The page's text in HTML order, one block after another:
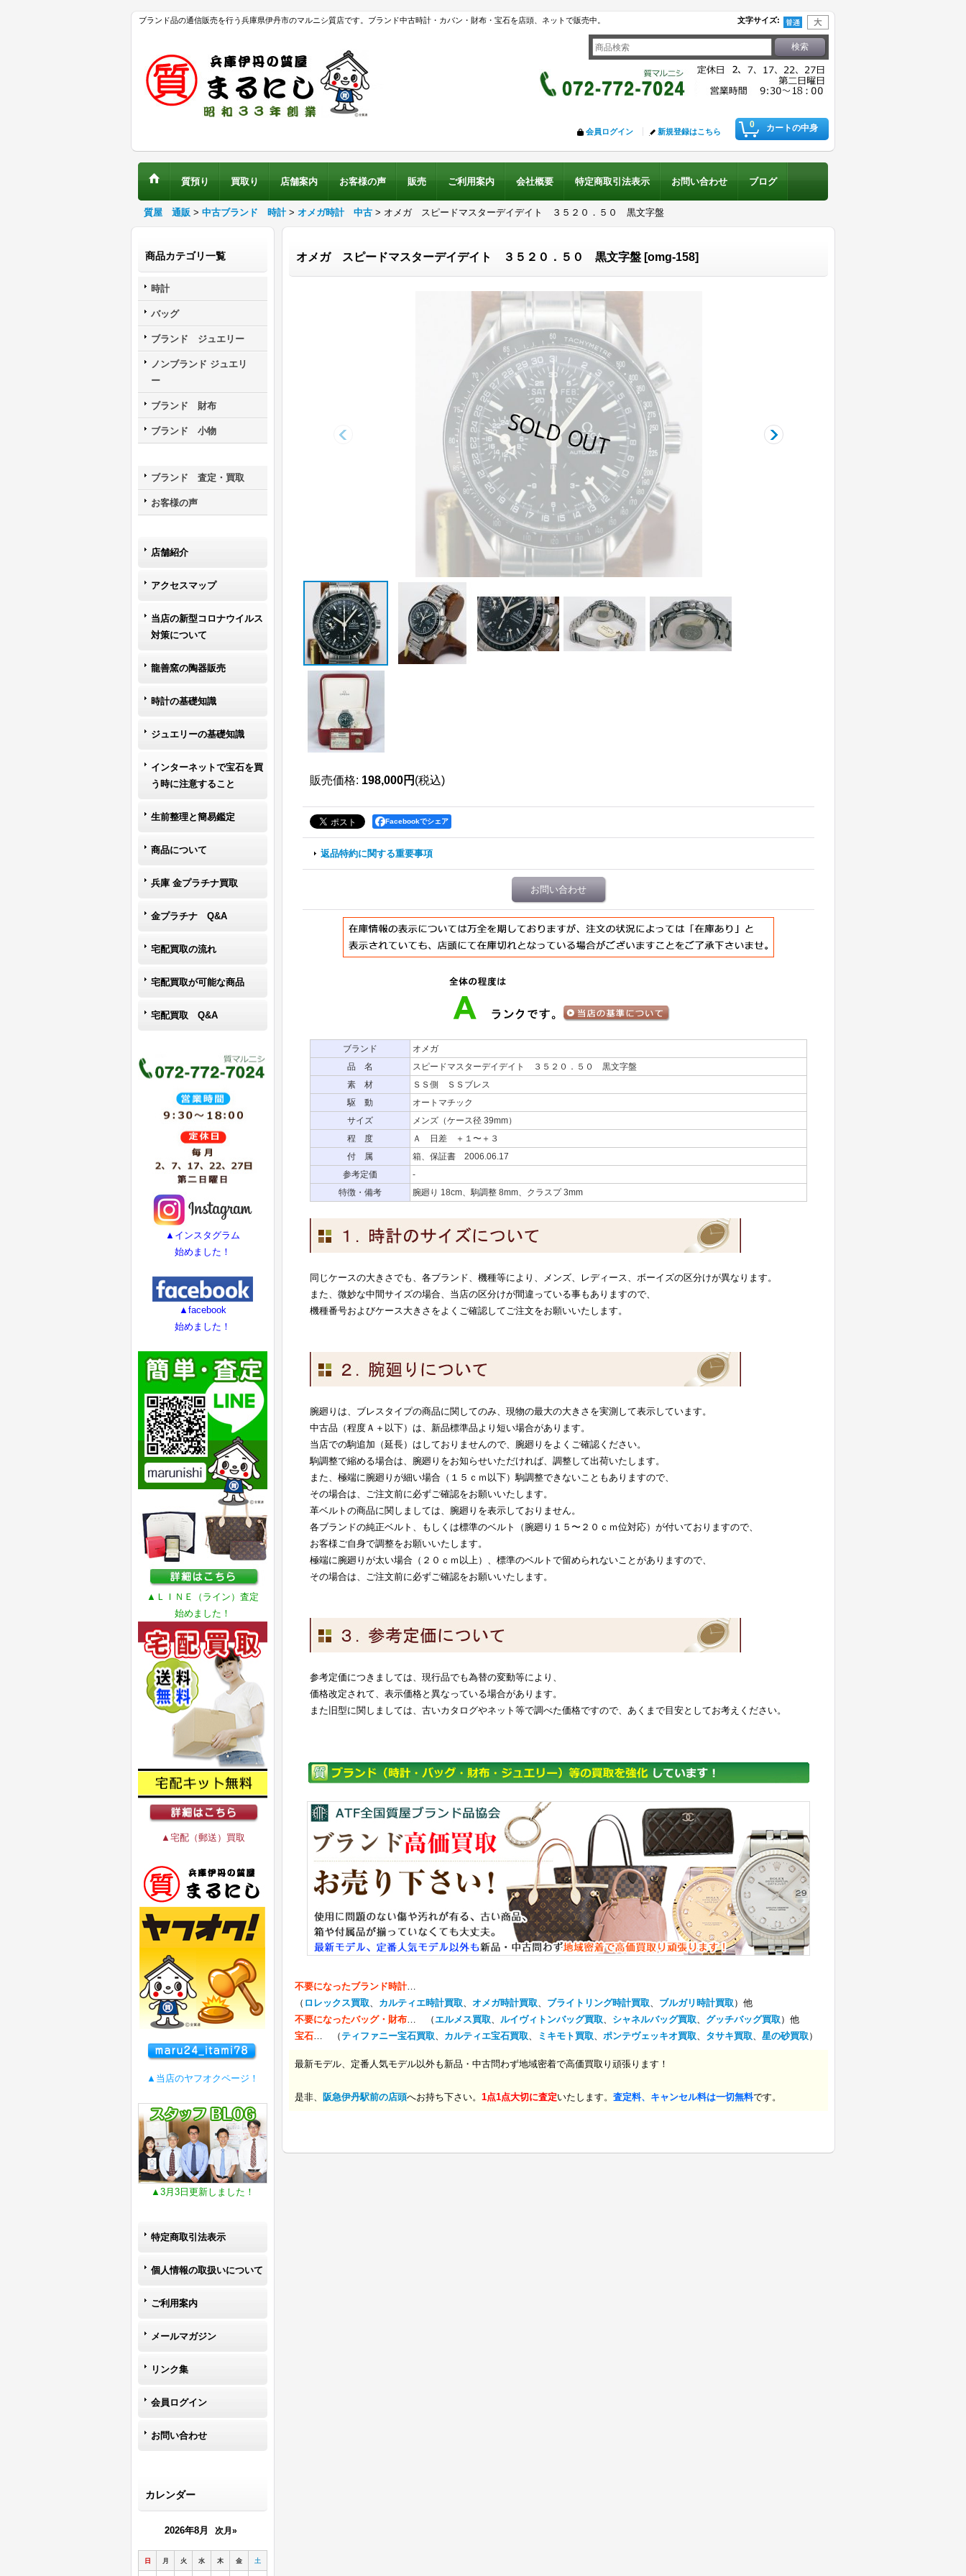
ブランド品の通信販売を行う兵庫県伊丹市のマルニシ質店です。ブランド中古時計・カバン・財布・宝石を店頭、ネットで販売中。 文字サイズ:
0 カートの中身
会員ログイン 新規登録はこちら
質預り 買取り 店舗案内 お客様の声 販売 ご利用案内 会社概要 特定商取引法表示 お問い合わせ ブログ
質屋 通販 > 中古ブランド 時計 > オメガ時計 中古 > オメガ スピードマスターデイデイト ３５２０．５０ 黒文字盤
商品カテゴリ一覧
時計
バッグ
ブランド ジュエリー
ノンブランド ジュエリ
ー
ブランド 財布
ブランド 小物
ブランド 査定・買取
お客様の声
店舗紹介
アクセスマップ
当店の新型コロナウイルス
対策について
龍善窯の陶器販売
時計の基礎知識
ジュエリーの基礎知識
インターネットで宝石を買
う時に注意すること
生前整理と簡易鑑定
商品について
兵庫 金プラチナ買取
金プラチナ Q&A
宅配買取の流れ
宅配買取が可能な商品
宅配買取 Q&A
▲インスタグラム
始めました！
▲facebook
始めました！
▲ＬＩＮＥ（ライン）査定
始めました！
▲宅配（郵送）買取
▲当店のヤフオクページ！
▲3月3日更新しました！
特定商取引法表示
個人情報の取扱いについて
ご利用案内
メールマガジン
リンク集
会員ログイン
お問い合わせ
カレンダー
2026年8月 次月»
日 月 火 水 木 金 土
オメガ スピードマスターデイデイト ３５２０．５０ 黒文字盤 [omg-158]
販売価格: 198,000円 (税込)
Facebookでシェア
返品特約に関する重要事項
お問い合わせ
ブランド
オメガ
品 名
スピードマスターデイデイト ３５２０．５０ 黒文字盤
素 材
ＳＳ側 ＳＳブレス
駆 動
オートマチック
サイズ
メンズ（ケース径 39mm）
程 度
Ａ 日差 ＋１〜＋３
付 属
箱、保証書 2006.06.17
参考定価
-
特徴・備考
腕廻り 18cm、駒調整 8mm、クラスプ 3mm
同じケースの大きさでも、各ブランド、機種等により、メンズ、レディース、ボーイズの区分けが異なります。
また、微妙な中間サイズの場合、当店の区分けが間違っている事もありますので、
機種番号およびケース大きさをよくご確認してご注文をお願いいたします。
腕廻りは、ブレスタイプの商品に関してのみ、現物の最大の大きさを実測して表示しています。
中古品（程度Ａ＋以下）は、新品標準品より短い場合があります。
当店での駒追加（延長）はしておりませんので、腕廻りをよくご確認ください。
駒調整で縮める場合は、腕廻りをお知らせいただければ、調整して出荷いたします。
また、極端に腕廻りが細い場合（１５ｃｍ以下）駒調整できないこともありますので、
その場合は、ご注文前に必ずご確認をお願いいたします。
革ベルトの商品に関しましては、腕廻りを表示しておりません。
各ブランドの純正ベルト、もしくは標準のベルト（腕廻り１５〜２０ｃｍ位対応）が付いておりますので、
お客様ご自身で調整をお願いいたします。
極端に腕廻りが太い場合（２０ｃｍ以上）、標準のベルトで留められないことがありますので、
その場合は、ご注文前に必ずご確認をお願いいたします。
参考定価につきましては、現行品でも為替の変動等により、
価格改定されて、表示価格と異なっている場合があります。
また旧型に関しましては、古いカタログやネット等で調べた価格ですので、あくまで目安としてお考えください。
不要になったブランド時計…
（ ロレックス買取、 カルティエ時計買取、 オメガ時計買取、 ブライトリング時計買取、 ブルガリ時計買取 ）他
不要になったバッグ・財布… （ エルメス買取、 ルイヴィトンバッグ買取、 シャネルバッグ買取、 グッチバッグ買取 ）他
宝石… （ティファニー宝石買取、 カルティエ宝石買取、 ミキモト買取、 ポンテヴェッキオ買取、 タサキ買取、 星の砂買取 ）
最新モデル、定番人気モデル以外も新品・中古問わず地域密着で高価買取り頑張ります！
是非、 阪急伊丹駅前の店頭へお持ち下さい。 1点1点大切に査定いたします。 査定料、キャンセル料は一切無料です。